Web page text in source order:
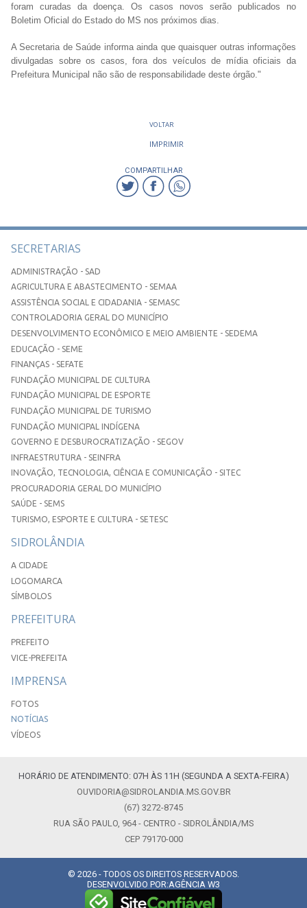
foram curadas da doença. Os casos novos serão publicados no
Boletim Oficial do Estado do MS nos próximos dias.
A Secretaria de Saúde informa ainda que quaisquer outras informações
divulgadas sobre os casos, fora dos veículos de mídia oficiais da
Prefeitura Municipal não são de responsabilidade deste órgão."
VOLTAR
IMPRIMIR
COMPARTILHAR
SECRETARIAS
ADMINISTRAÇÃO - SAD
AGRICULTURA E ABASTECIMENTO - SEMAA
ASSISTÊNCIA SOCIAL E CIDADANIA - SEMASC
CONTROLADORIA GERAL DO MUNICÍPIO
DESENVOLVIMENTO ECONÔMICO E MEIO AMBIENTE - SEDEMA
EDUCAÇÃO - SEME
FINANÇAS - SEFATE
FUNDAÇÃO MUNICIPAL DE CULTURA
FUNDAÇÃO MUNICIPAL DE ESPORTE
FUNDAÇÃO MUNICIPAL DE TURISMO
FUNDAÇÃO MUNICIPAL INDÍGENA
GOVERNO E DESBUROCRATIZAÇÃO - SEGOV
INFRAESTRUTURA - SEINFRA
INOVAÇÃO, TECNOLOGIA, CIÊNCIA E COMUNICAÇÃO - SITEC
PROCURADORIA GERAL DO MUNICÍPIO
SAÚDE - SEMS
TURISMO, ESPORTE E CULTURA - SETESC
SIDROLÂNDIA
A CIDADE
LOGOMARCA
SÍMBOLOS
PREFEITURA
PREFEITO
VICE-PREFEITA
IMPRENSA
FOTOS
NOTÍCIAS
VÍDEOS
HORÁRIO DE ATENDIMENTO: 07H ÀS 11H (SEGUNDA A SEXTA-FEIRA)
OUVIDORIA@SIDROLANDIA.MS.GOV.BR
(67) 3272-8745
RUA SÃO PAULO, 964 - CENTRO - SIDROLÂNDIA/MS
CEP 79170-000
© 2026 - TODOS OS DIREITOS RESERVADOS.
DESENVOLVIDO POR:AGÊNCIA W3